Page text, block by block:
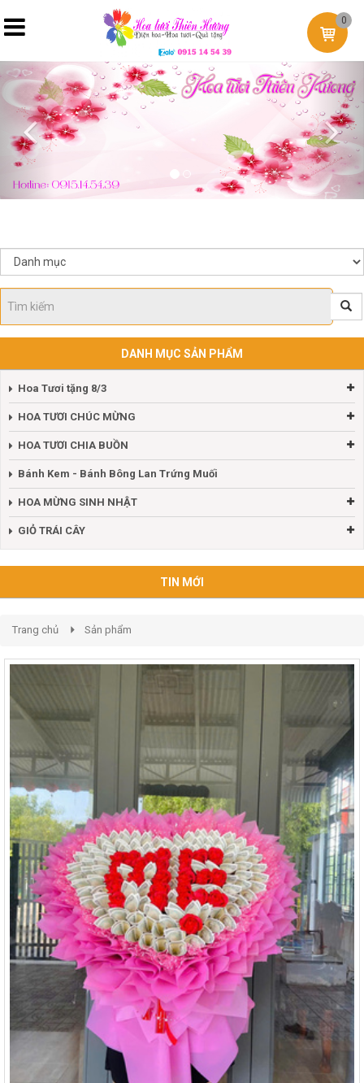
0
Previous
DANH MỤC SẢN PHẨM
Hoa Tươi tặng 8/3
HOA TƯƠI CHÚC MỪNG
HOA TƯƠI CHIA BUỒN
Bánh Kem - Bánh Bông Lan Trứng Muối
HOA MỪNG SINH NHẬT
GIỎ TRÁI CÂY
TIN MỚI
Trang chủ Sản phẩm